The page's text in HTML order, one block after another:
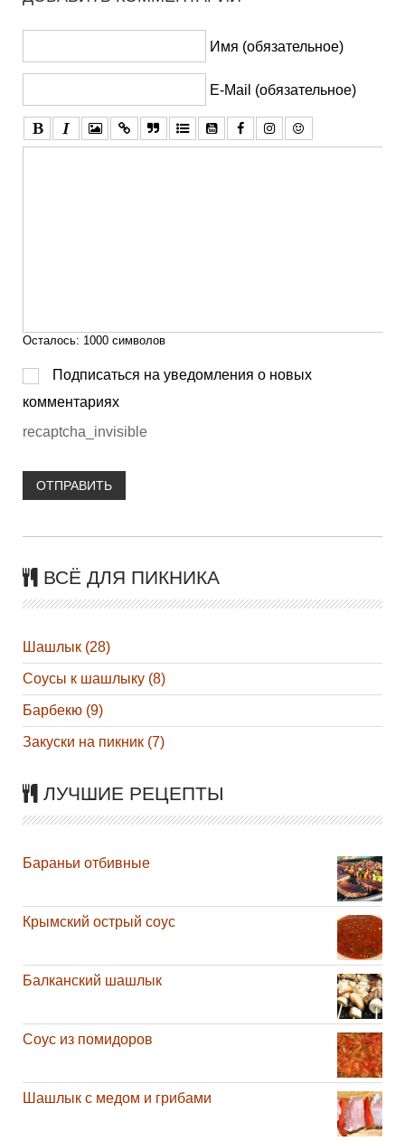
Имя (обязательное)
E-Mail (обязательное)
Осталось: 1000 символов
Подписаться на уведомления о новых
комментариях
recaptcha_invisible
ОТПРАВИТЬ
ВСЁ ДЛЯ ПИКНИКА
Шашлык (28)
Соусы к шашлыку (8)
Барбекю (9)
Закуски на пикник (7)
ЛУЧШИЕ РЕЦЕПТЫ
Бараньи отбивные
Крымский острый соус
Балканский шашлык
Соус из помидоров
Шашлык с медом и грибами